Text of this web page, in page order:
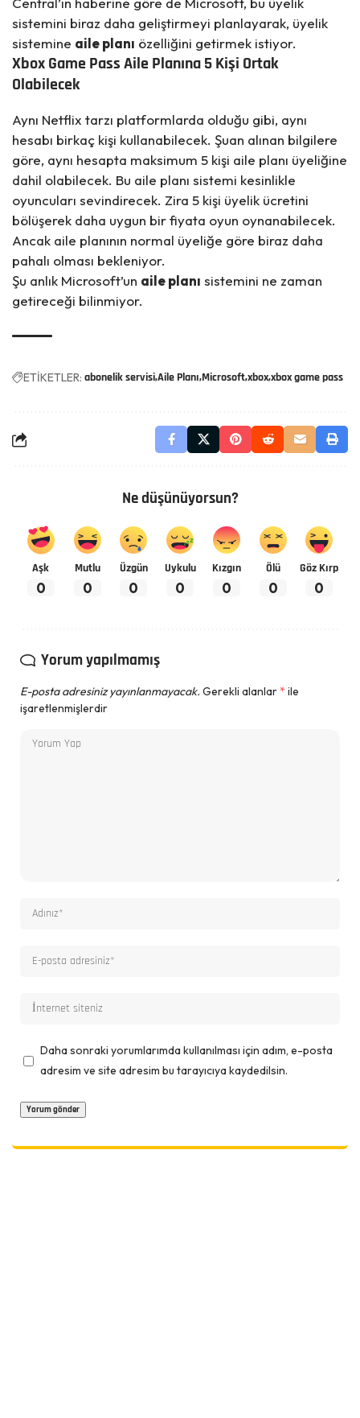
sistemini biraz daha geliştirmeyi planlayarak, üyelik
sistemine aile planı özelliğini getirmek istiyor.
Xbox Game Pass Aile Planına 5 Kişi Ortak
Olabilecek
Aynı Netflix tarzı platformlarda olduğu gibi, aynı
hesabı birkaç kişi kullanabilecek. Şuan alınan bilgilere
göre, aynı hesapta maksimum 5 kişi aile planı üyeliğine
dahil olabilecek. Bu aile planı sistemi kesinlikle
oyuncuları sevindirecek. Zira 5 kişi üyelik ücretini
bölüşerek daha uygun bir fiyata oyun oynanabilecek.
Ancak aile planının normal üyeliğe göre biraz daha
pahalı olması bekleniyor.
Şu anlık Microsoft’un aile planı sistemini ne zaman
getireceği bilinmiyor.
ETİKETLER: abonelik servisiAile Planı Microsoftxboxxbox game pass
Ne düşünüyorsun?
Aşk
0
Mutlu
0
Üzgün
0
Uykulu
0
Kızgın
0
Ölü
0
Göz Kırp
0
Yorum yapılmamış
E-posta adresiniz yayınlanmayacak. Gerekli alanlar* ile
işaretlenmişlerdir
Daha sonraki yorumlarımda kullanılması için adım, e-posta
adresim ve site adresim bu tarayıcıya kaydedilsin.